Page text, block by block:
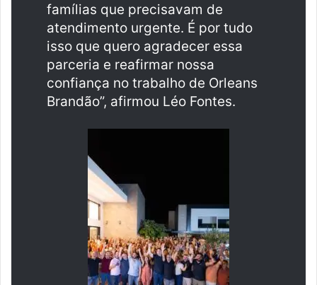
famílias que precisavam de
atendimento urgente. É por tudo
isso que quero agradecer essa
parceria e reafirmar nossa
confiança no trabalho de Orleans
Brandão”, afirmou Léo Fontes.